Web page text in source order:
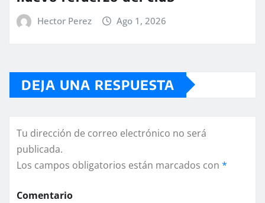
Hector Perez Ago 1, 2026
DEJA UNA RESPUESTA
Tu dirección de correo electrónico no será
publicada.
Los campos obligatorios están marcados con *
Comentario